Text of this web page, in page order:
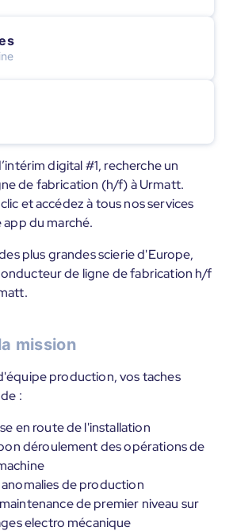
digital #1, recherche un
de fabrication (h/f) à Urmatt.
et accédez à tous nos services
app du marché.
plus grandes scierie d'Europe,
de ligne de fabrication h/f
mission
production, vos taches
:
en route de l'installation
déroulement des opérations de
de production
de premier niveau sur
electro mécanique